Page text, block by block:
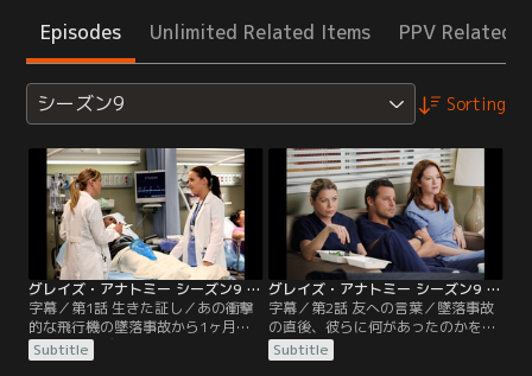
Episodes Unlimited Related Items PPV Related
シーズン9 Sorting
グレイズ・アナトミー シーズン9 第01話／字幕
字幕／第1話 生きた証し／あの衝撃
的な飛行機の墜落事故から1ヶ月。
今やアテンディングとしてインター
ンを指導する立場となったメレディ
Subtitle
グレイズ・アナトミー シーズン9 第02話／字幕
字幕／第2話 友への言葉／墜落事故
の直後、彼らに何があったのかを、
フラッシュバックで描く衝撃のエピ
ソード。仲間を救うために4日間不
Subtitle